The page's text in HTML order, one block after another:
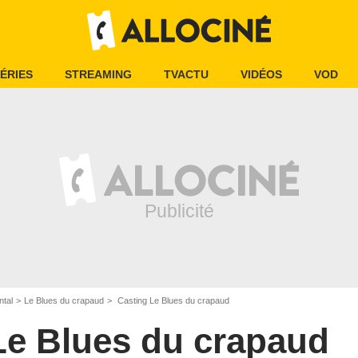
STREAMING TVACTU VIDÉOS VOD
Le Blues du crapaud Casting Le Blues du crapaud
Blues du crapaud